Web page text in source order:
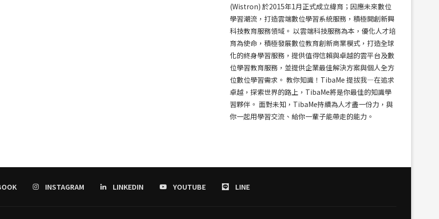
(Wistron) 於2015年1月正式成立緯育；因應未來數位
學習潮流，打造雲端數位學習系統服務，積極開創新興
科技教育服務領域。 以雲端科技服務為本，優化人才培
育為使命，積極發展數位教育創新商業模式，打造全球
化的終身學習服務，提供值得信賴與卓越的雲平台及數
位學習教育服務，並提供企業最佳解決方案與個人全方
位數位學習需求。 教你知識！TibaMe 提拔我—在追求
卓越，探索世界的路上，TibaMe將是你最佳的知識學
習夥伴。 面對未知，TibaMe持續為人才盡一份力，與
你一起用學習交流、給你一輩子能帶走的能力。
INSTAGRAM LINKEDIN YOUTUBE LINE